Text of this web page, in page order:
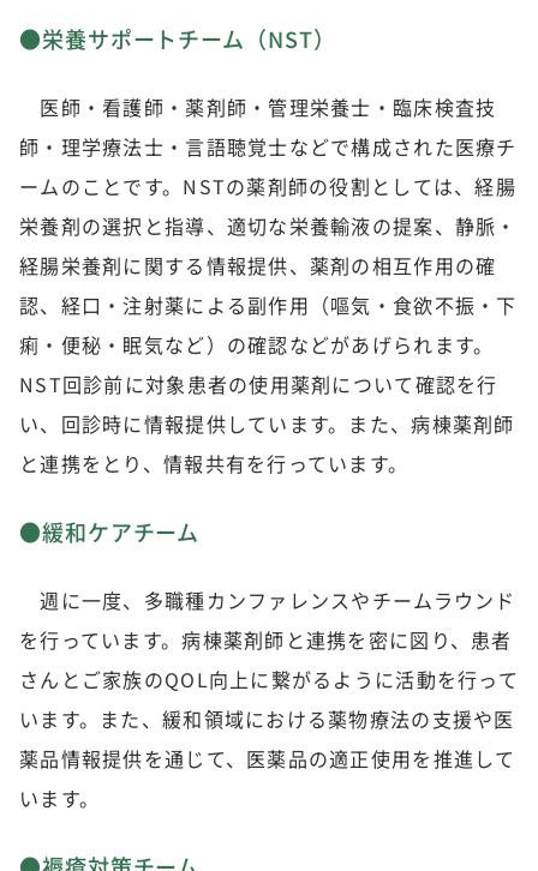
●栄養サポートチーム（NST）
医師・看護師・薬剤師・管理栄養士・臨床検査技
師・理学療法士・言語聴覚士などで構成された医療チ
ームのことです。NSTの薬剤師の役割としては、経腸
栄養剤の選択と指導、適切な栄養輸液の提案、静脈・
経腸栄養剤に関する情報提供、薬剤の相互作用の確
認、経口・注射薬による副作用（嘔気・食欲不振・下
痢・便秘・眠気など）の確認などがあげられます。
NST回診前に対象患者の使用薬剤について確認を行
い、回診時に情報提供しています。また、病棟薬剤師
と連携をとり、情報共有を行っています。
●緩和ケアチーム
週に一度、多職種カンファレンスやチームラウンド
を行っています。病棟薬剤師と連携を密に図り、患者
さんとご家族のQOL向上に繋がるように活動を行って
います。また、緩和領域における薬物療法の支援や医
薬品情報提供を通じて、医薬品の適正使用を推進して
います。